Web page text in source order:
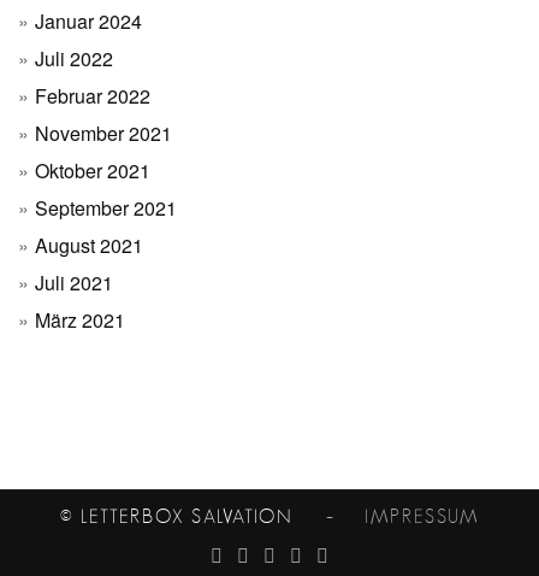
Januar 2024
Juli 2022
Februar 2022
November 2021
Oktober 2021
September 2021
August 2021
Juli 2021
März 2021
© LETTERBOX SALVATION – IMPRESSUM